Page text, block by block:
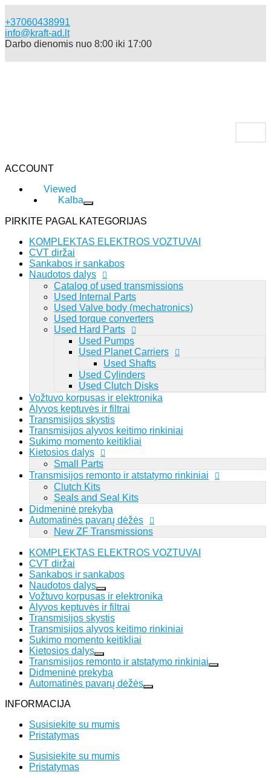
+37060438991
info@kraft-ad.lt
Darbo dienomis nuo 8:00 iki 17:00
pagal dalies numerį: 1068298044
Lithuanian
Viewed
Prisijungti
Registruotis
Prisijungti Registruotis
ACCOUNT
Viewed
Kalba
PIRKITE PAGAL KATEGORIJAS
KOMPLEKTAS ELEKTROS VOZTUVAI
CVT diržai
Sankabos ir sankabos
Naudotos dalys
Catalog of used transmissions
Used Internal Parts
Used Valve body (mechatronics)
Used torque converters
Used Hard Parts
Used Pumps
Used Planet Carriers
Used Shafts
Used Cylinders
Used Clutch Disks
Vožtuvo korpusas ir elektronika
Alyvos keptuvės ir filtrai
Transmisijos skystis
Transmisijos alyvos keitimo rinkiniai
Sukimo momento keitikliai
Kietosios dalys
Small Parts
Transmisijos remonto ir atstatymo rinkiniai
Clutch Kits
Seals and Seal Kits
Didmeninė prekyba
Automatinės pavarų dėžės
New ZF Transmissions
KOMPLEKTAS ELEKTROS VOZTUVAI
CVT diržai
Sankabos ir sankabos
Naudotos dalys
Vožtuvo korpusas ir elektronika
Alyvos keptuvės ir filtrai
Transmisijos skystis
Transmisijos alyvos keitimo rinkiniai
Sukimo momento keitikliai
Kietosios dalys
Transmisijos remonto ir atstatymo rinkiniai
Didmeninė prekyba
Automatinės pavarų dėžės
INFORMACIJA
Susisiekite su mumis
Pristatymas
Susisiekite su mumis
Pristatymas